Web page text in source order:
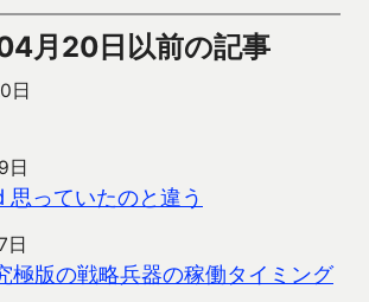
月20日以前の記事
日
日
っていたのと違う
日
極版の戦略兵器の稼働タイミング